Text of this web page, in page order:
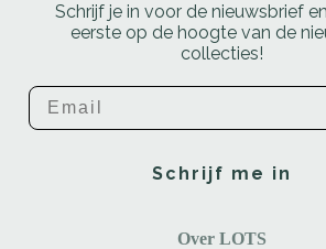
Schrijf je in voor de nieuwsbrief
eerste op de hoogte van de
collecties!
Email
Schrijf me in
Over LOTS